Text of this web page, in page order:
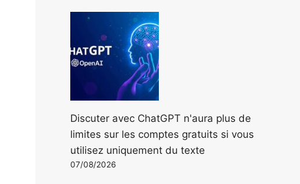
Discuter avec ChatGPT n'aura plus de
limites sur les comptes gratuits si vous
utilisez uniquement du texte
07/08/2026